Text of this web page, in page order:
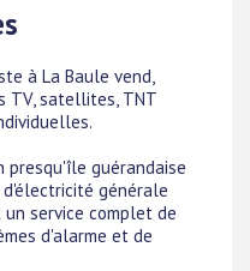
à La Baule vend,
TV, satellites, TNT
guérandaise
générale
service complet de
d'alarme et de